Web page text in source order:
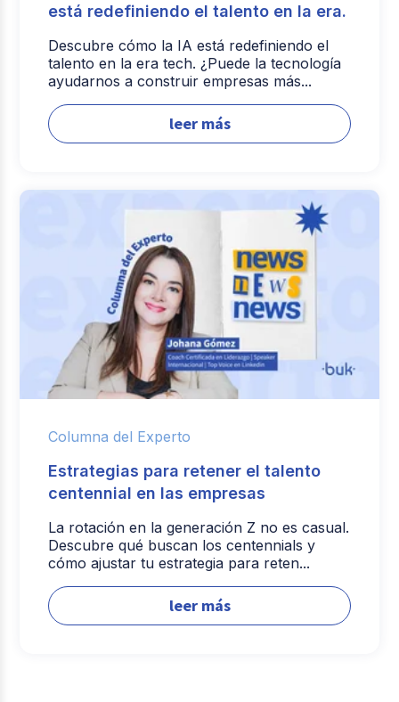
está redefiniendo el talento en la era.
Descubre cómo la IA está redefiniendo el
talento en la era tech. ¿Puede la tecnología
ayudarnos a construir empresas más...
leer más
Columna del Experto
Estrategias para retener el talento
centennial en las empresas
La rotación en la generación Z no es casual.
Descubre qué buscan los centennials y
cómo ajustar tu estrategia para reten...
leer más